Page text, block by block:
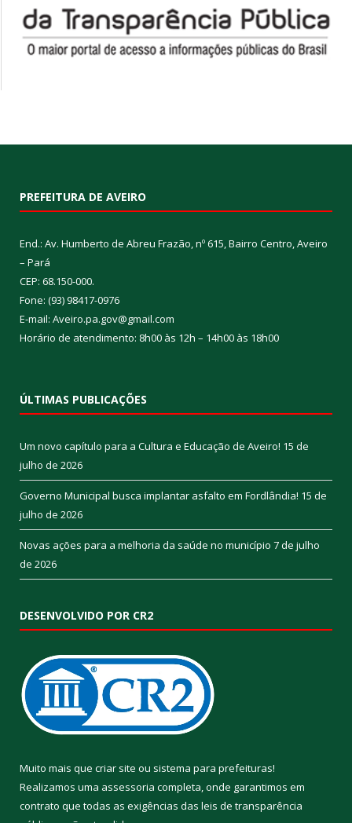
PREFEITURA DE AVEIRO
End.: Av. Humberto de Abreu Frazão, nº 615, Bairro Centro, Aveiro
– Pará
CEP: 68.150-000.
Fone: (93) 98417-0976
E-mail: Aveiro.pa.gov@gmail.com
Horário de atendimento: 8h00 às 12h – 14h00 às 18h00
ÚLTIMAS PUBLICAÇÕES
Um novo capítulo para a Cultura e Educação de Aveiro! 15 de
julho de 2026
Governo Municipal busca implantar asfalto em Fordlândia! 15 de
julho de 2026
Novas ações para a melhoria da saúde no município 7 de julho
de 2026
DESENVOLVIDO POR CR2
Muito mais que criar site ou sistema para prefeituras!
Realizamos uma assessoria completa, onde garantimos em
contrato que todas as exigências das leis de transparência